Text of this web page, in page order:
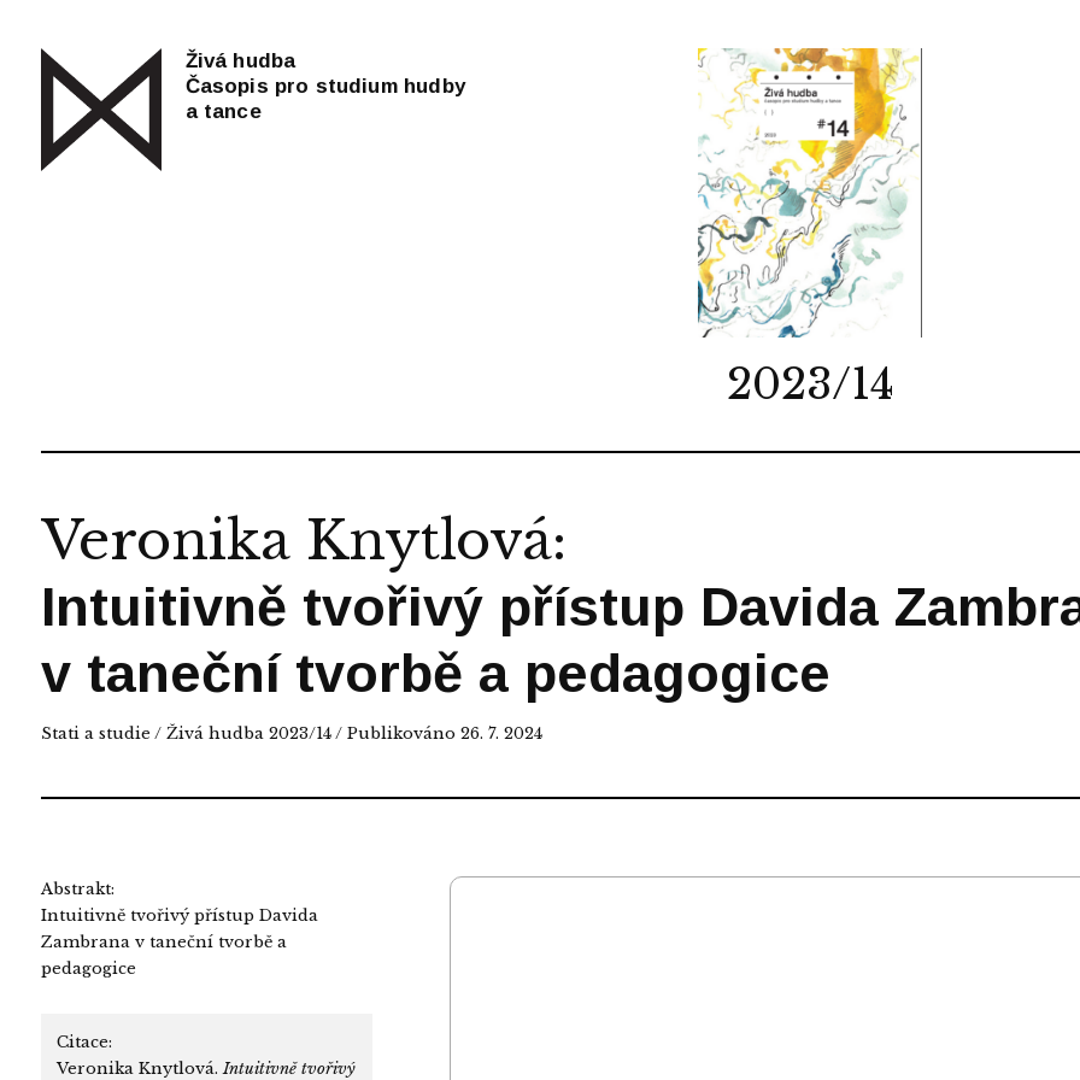
Živá hudba
Časopis pro studium hudby
a tance
2023/14
Veronika Knytlová:
Intuitivně tvořivý přístup Davida
v taneční tvorbě a pedagogice
Stati a studie / Živá hudba 2023/14/ Publikováno 26. 7. 2024
Abstrakt:
Intuitivně tvořivý přístup Davida
Zambrana v taneční tvorbě a
pedagogice
Citace:
Veronika Knytlová.Intuitivně tvořivý